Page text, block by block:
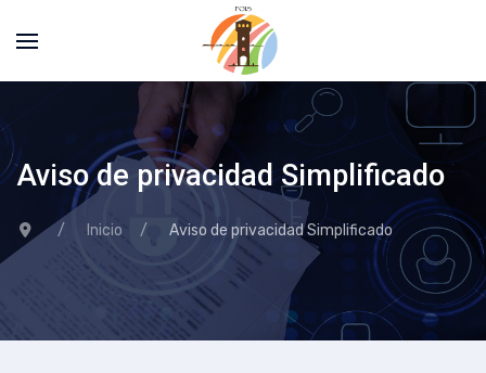
Aviso de privacidad Simplificado
Inicio Aviso de privacidad Simplificado